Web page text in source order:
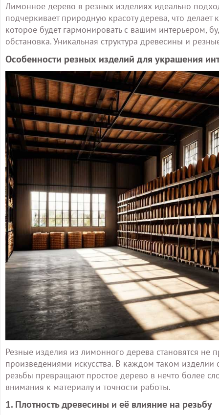
Лимонное дерево в резных изделиях идеально
подчеркивает природную красоту дерева, что
которое будет гармонировать с вашим интерьером,
обстановка. Уникальная структура древесины и
Особенности резных изделий для украшения
Резные изделия из лимонного дерева становятся
произведениями искусства. В каждом таком изделии
резьбы превращают простое дерево в нечто более
внимания к материалу и точности работы.
1. Плотность древесины и её влияние на резьбу